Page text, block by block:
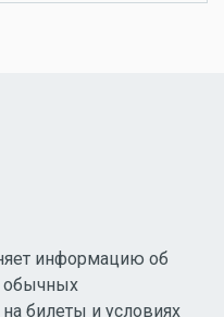
информацию об
обычных
билеты и условиях